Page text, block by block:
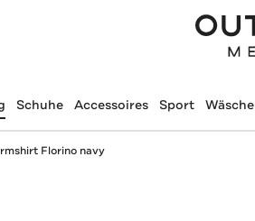
Schuhe Accessoires Sport Wäsche
Florino navy